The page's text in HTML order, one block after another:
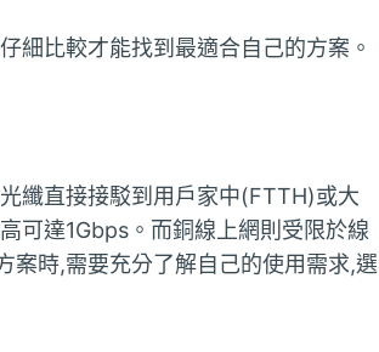
細比較才能找到最適合自己的方案。
纖直接接駁到用戶家中(FTTH)或大
可達1Gbps。而銅線上網則受限於線
案時,需要充分了解自己的使用需求,選